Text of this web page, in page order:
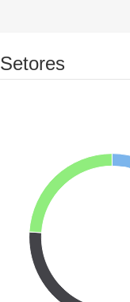
Setores